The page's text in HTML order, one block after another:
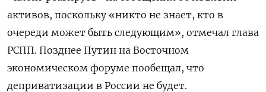
активов, поскольку «никто не знает, кто в
очереди может быть следующим», отмечал глава
РСПП. Позднее Путин на Восточном
экономическом форуме пообещал, что
деприватизации в России не будет.